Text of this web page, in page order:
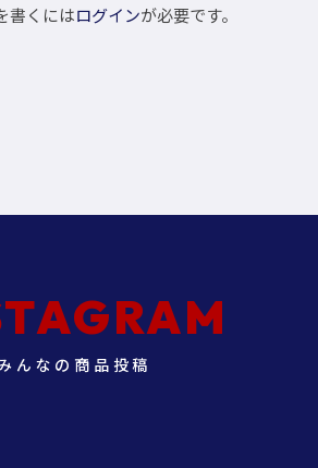
書くにはログインが必要です。
んなの商品投稿